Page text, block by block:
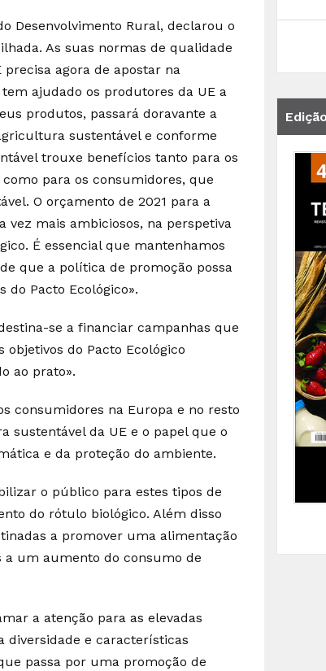
Desenvolvimento Rural, declarou o
As suas normas de qualidade
agora de apostar na
ajudado os produtores da UE a
produtos, passará doravante a
sustentável e conforme
trouxe benefícios tanto para os
para os consumidores, que
O orçamento de 2021 para a
vez mais ambiciosos, na perspetiva
É essencial que mantenhamos
que a política de promoção possa
Pacto Ecológico».
se a financiar campanhas que
do Pacto Ecológico
ao prato».
consumidores na Europa e no resto
sustentável da UE e o papel que o
e da proteção do ambiente.
o público para estes tipos de
do rótulo biológico. Além disso
a promover uma alimentação
a um aumento do consumo de
a atenção para as elevadas
diversidade e características
passa por uma promoção de